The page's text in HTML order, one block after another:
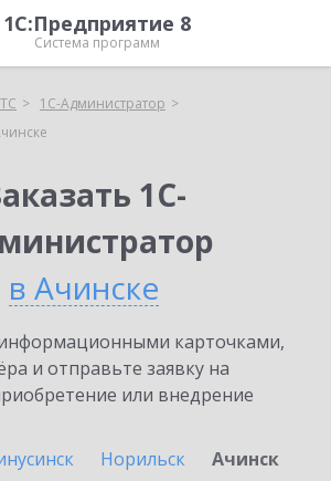
1С:Предприятие 8
Система программ
1С-Администратор
1С-
в Ачинске
карточками,
и отправьте заявку на
или внедрение
Норильск
Ачинск